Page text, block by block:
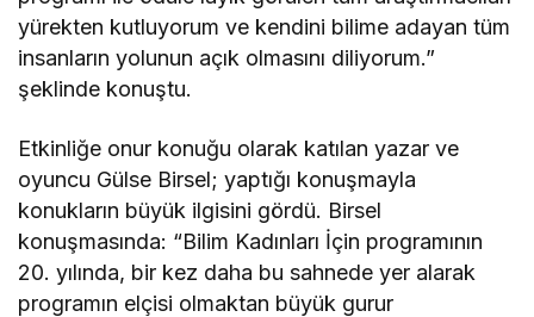
yürekten kutluyorum ve kendini bilime adayan tüm
insanların yolunun açık olmasını diliyorum.”
şeklinde konuştu.
Etkinliğe onur konuğu olarak katılan yazar ve
oyuncu Gülse Birsel; yaptığı konuşmayla
konukların büyük ilgisini gördü. Birsel
konuşmasında: “Bilim Kadınları İçin programının
20. yılında, bir kez daha bu sahnede yer alarak
programın elçisi olmaktan büyük gurur